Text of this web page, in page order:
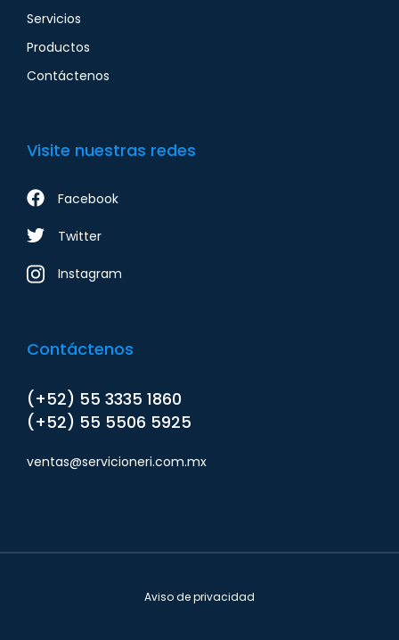
Servicios
Productos
Contáctenos
Visite nuestras redes
Facebook
Twitter
Instagram
Contáctenos
(+52) 55 3335 1860
(+52) 55 5506 5925
ventas@servicioneri.com.mx
Aviso de privacidad